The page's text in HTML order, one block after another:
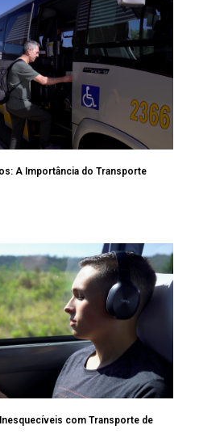
A Importância do Transporte
com Transporte de